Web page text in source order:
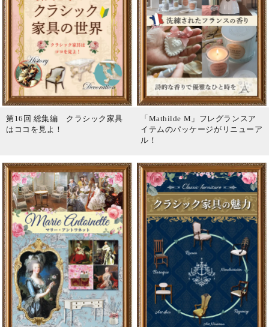
第16回 総集編 クラシック家具
はココを見よ！
「Mathilde M」フレグランスア
イテムのパッケージがリニューア
ル！